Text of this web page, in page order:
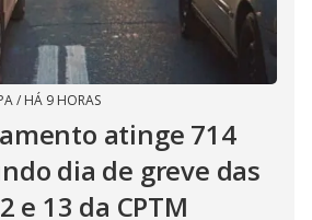
/ HÁ 9 HORAS
atinge 714
dia de greve das
e 13 da CPTM